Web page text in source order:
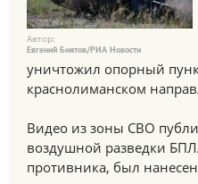
Автор:
Евгений Биятов/РИА Новости
уничтожил опорный
краснолиманском
Видео из зоны СВО
воздушной разведки
противника, был